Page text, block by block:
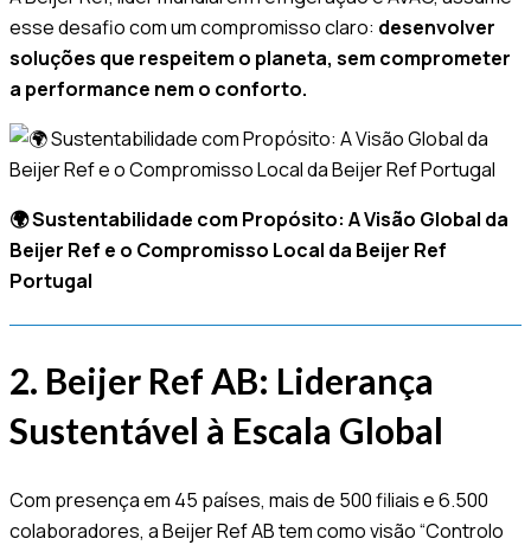
esse desafio com um compromisso claro: desenvolver
soluções que respeitem o planeta, sem comprometer
a performance nem o conforto.
🌍 Sustentabilidade com Propósito: A Visão Global da
Beijer Ref e o Compromisso Local da Beijer Ref
Portugal
2. Beijer Ref AB: Liderança
Sustentável à Escala Global
Com presença em 45 países, mais de 500 filiais e 6.500
colaboradores, a Beijer Ref AB tem como visão “Controlo